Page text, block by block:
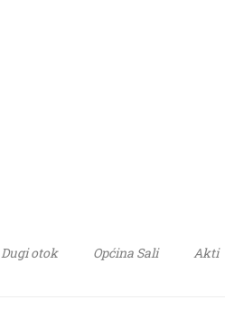
Dugi otok Općina Sali Akti